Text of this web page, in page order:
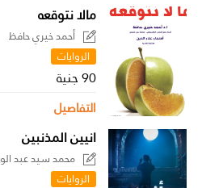
مالا نتوقعه
أحمد خيري حافظ
الروايات
90 جنية
التفاصيل
انيين المذنبين
محمد سيد عبد
الروايات